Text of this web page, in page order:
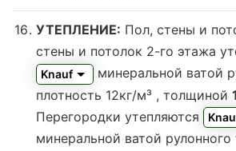
УТЕПЛЕНИЕ: Пол, стены и
стены и потолок 2-го этажа
Knauf
минеральной ватой
плотность 12кг/м³ , толщиной
Перегородки утепляются
минеральной ватой рулонного